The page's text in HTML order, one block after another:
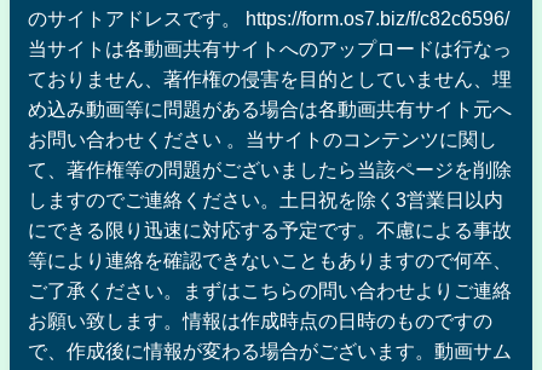
のサイトアドレスです。 https://form.os7.biz/f/c82c6596/
当サイトは各動画共有サイトへのアップロードは行なっ
ておりません、著作権の侵害を目的としていません、埋
め込み動画等に問題がある場合は各動画共有サイト元へ
お問い合わせください 。当サイトのコンテンツに関し
て、著作権等の問題がございましたら当該ページを削除
しますのでご連絡ください。土日祝を除く3営業日以内
にできる限り迅速に対応する予定です。不慮による事故
等により連絡を確認できないこともありますので何卒、
ご了承ください。まずはこちらの問い合わせよりご連絡
お願い致します。情報は作成時点の日時のものですの
で、作成後に情報が変わる場合がございます。動画サム